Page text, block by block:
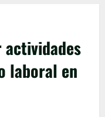
actividades
laboral en